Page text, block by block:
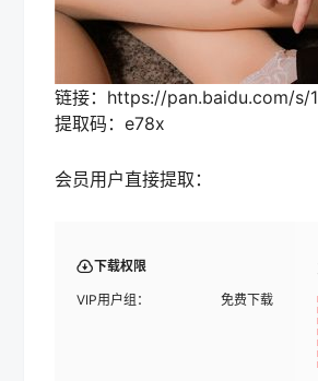
链接：https://pan.baidu.com/s/
提取码：e78x
会员用户直接提取：
下载权限
VIP用户组： 免费下载